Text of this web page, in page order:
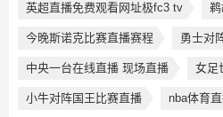
英超直播免费观看网址极fc3 tv
今晚斯诺克比赛直播赛程 勇士对
中央一台在线直播 现场直播 女足
小牛对阵国王比赛直播 nba体育